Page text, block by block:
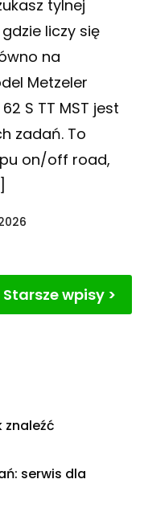
tylnej
liczy się
na
Metzeler
S TT MST jest
zadań. To
on/off road,
Starsze wpisy
znaleźć
serwis dla